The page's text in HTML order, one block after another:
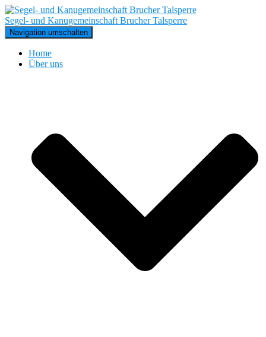
Segel- und Kanugemeinschaft Brucher Talsperre
Navigation umschalten
Home
Über uns